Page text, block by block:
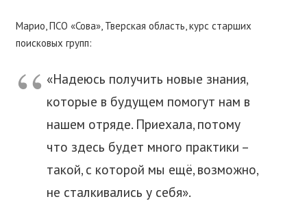
Марио, ПСО «Сова», Тверская область, курс старших
поисковых групп:
«Надеюсь получить новые знания,
которые в будущем помогут нам в
нашем отряде. Приехала, потому
что здесь будет много практики –
такой, с которой мы ещё, возможно,
не сталкивались у себя».